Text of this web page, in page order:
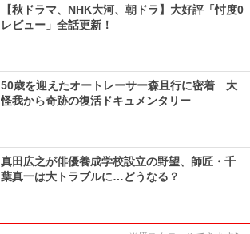
【秋ドラマ、NHK大河、朝ドラ】大好評「忖度0
レビュー」全話更新！
50歳を迎えたオートレーサー森且行に密着 大
怪我から奇跡の復活ドキュメンタリー
真田広之が俳優養成学校設立の野望、師匠・千
葉真一は大トラブルに…どうなる？